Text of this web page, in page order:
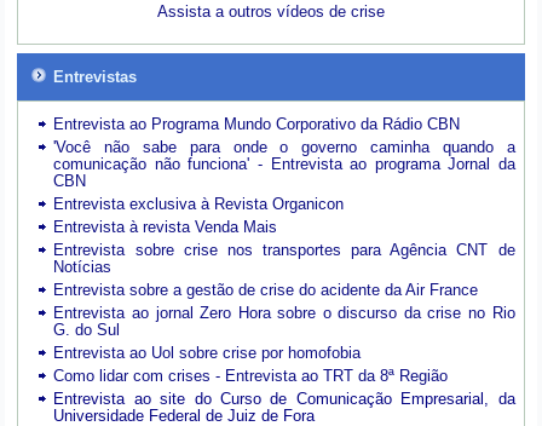
Assista a outros vídeos de crise
Entrevistas
Entrevista ao Programa Mundo Corporativo da Rádio CBN
'Você não sabe para onde o governo caminha quando a
comunicação não funciona' - Entrevista ao programa Jornal da
CBN
Entrevista exclusiva à Revista Organicon
Entrevista à revista Venda Mais
Entrevista sobre crise nos transportes para Agência CNT de
Notícias
Entrevista sobre a gestão de crise do acidente da Air France
Entrevista ao jornal Zero Hora sobre o discurso da crise no Rio
G. do Sul
Entrevista ao Uol sobre crise por homofobia
Como lidar com crises - Entrevista ao TRT da 8ª Região
Entrevista ao site do Curso de Comunicação Empresarial, da
Universidade Federal de Juiz de Fora